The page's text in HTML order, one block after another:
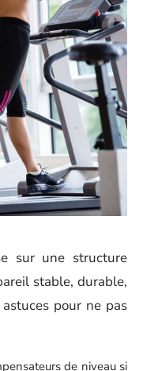
sur une structure
stable, durable,
pour ne pas
de niveau si